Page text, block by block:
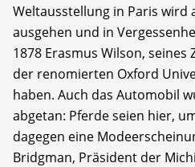
Weltausstellung in Paris wird
ausgehen und in
1878 Erasmus Wilson, seines
der renomierten Oxford
haben. Auch das Automobil
abgetan: Pferde seien hier,
dagegen eine
Bridgman, Präsident der